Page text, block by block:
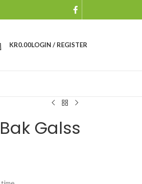
KR0.00LOGIN / REGISTER
Galss